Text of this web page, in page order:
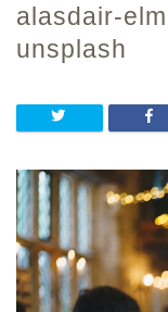
alasdair-
unsplash